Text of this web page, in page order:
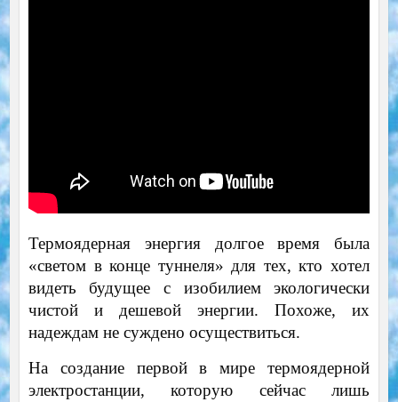
Термоядерная энергия долгое время была
«светом в конце туннеля» для тех, кто хотел
видеть будущее с изобилием экологически
чистой и дешевой энергии. Похоже, их
надеждам не суждено осуществиться.
На создание первой в мире термоядерной
электростанции, которую сейчас лишь